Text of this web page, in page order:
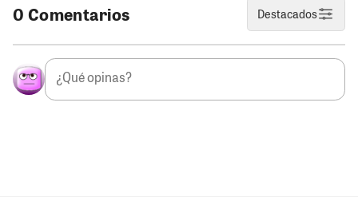
0 Comentarios Destacados